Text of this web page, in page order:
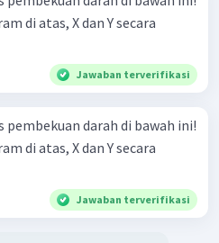
di atas, X dan Y secara
Jawaban terverifikasi
darah di bawah ini!
di atas, X dan Y secara
Jawaban terverifikasi